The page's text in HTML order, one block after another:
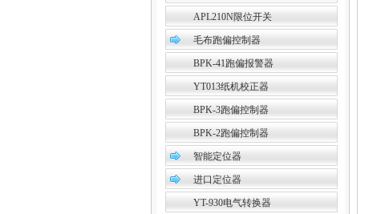
APL210N限位开关
毛布跑偏控制器
BPK-41跑偏报警器
YT013纸机校正器
BPK-3跑偏控制器
BPK-2跑偏控制器
智能定位器
进口定位器
YT-930电气转换器